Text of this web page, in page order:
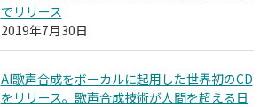
でリリース
2019年7月30日
AI歌声合成をボーカルに起用した世界初のCD
をリリース。歌声合成技術が人間を超える日